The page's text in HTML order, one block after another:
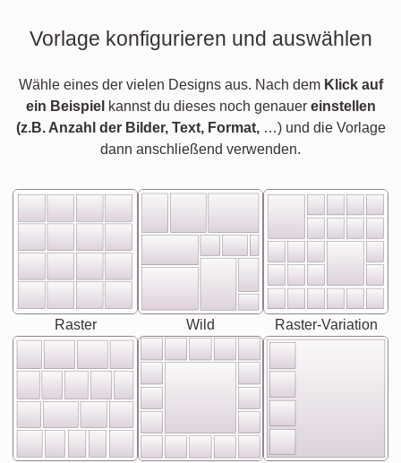
Vorlage konfigurieren und auswählen
Wähle eines der vielen Designs aus. Nach dem Klick auf
ein Beispiel kannst du dieses noch genauer einstellen
(z.B. Anzahl der Bilder, Text, Format,…) und die Vorlage
dann anschließend verwenden.
Raster Wild Raster-Variation